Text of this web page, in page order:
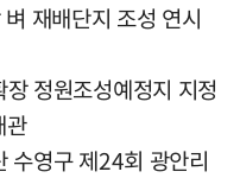
재배단지 조성 연시
정원조성예정지 지정
관
영구 제24회 광안리